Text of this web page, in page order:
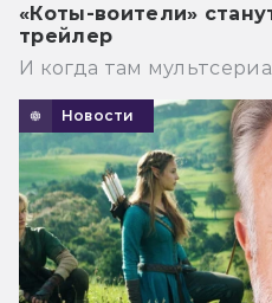
«Коты-воители»
трейлер
И когда там
Новости